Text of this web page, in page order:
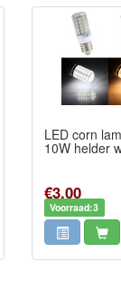
LED corn
10W helder
€3,00
Voorraad:3